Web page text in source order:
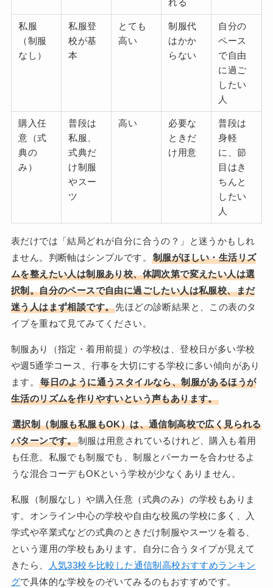
れる
私服
（制服
なし）
私服登
校が基
本
とても
高い
制服代
はかか
らない
自分の
ペース
で自由
に過ご
したい
人
購入任
意（式
典の
み）
普段は
私服、
式典だ
け制服
やスー
ツ
高い
必要な
ときだ
け用意
普段は
身軽
に、節
目はき
ちんと
したい
人
表だけでは「結局どれが自分に合うの？」と迷うかもしれ
ません。判断軸はシンプルです。
制服がほしい・生活リズ
ムを整えたい人は制服あり校、体調次第で変えたい人は選
択制。自分のペースで自由に過ごしたい人は私服校、まだ
迷う人はまず相談です。先ほどの診断結果と、この表のタ
イプを重ねて見てみてください。
制服あり（指定・着用前提）の学校は、登校日が多い学校
や週5通学コース、行事を大切にする学校に多い傾向があり
ます。毎日のように通うスタイルなら、制服があるほうが
生活のリズムを作りやすいという声もあります。
選択制（制服も私服もOK）は、通信制高校で広く見られる
パターンです。制服は用意されているけれど、購入も着用
も任意。私服でも制服でも、制服とパーカーを合わせるよ
うな混合コーデもOKという学校が少なくありません。
私服（制服なし）や購入任意（式典のみ）の学校もありま
す。オンライン中心の学校や自由な校風の学校に多く、入
学式や卒業式などの式典のときだけ制服やスーツを着る、
という運用の学校もあります。自分に合うタイプが見えて
きたら、
人気33校を比較した通信制高校おすすめランキン
グで具体的な学校をのぞいてみるのもおすすめです。